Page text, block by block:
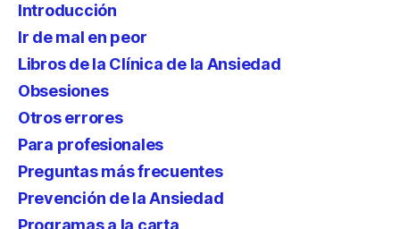
Introducción
Ir de mal en peor
Libros de la Clínica de la Ansiedad
Obsesiones
Otros errores
Para profesionales
Preguntas más frecuentes
Prevención de la Ansiedad
Programas a la carta